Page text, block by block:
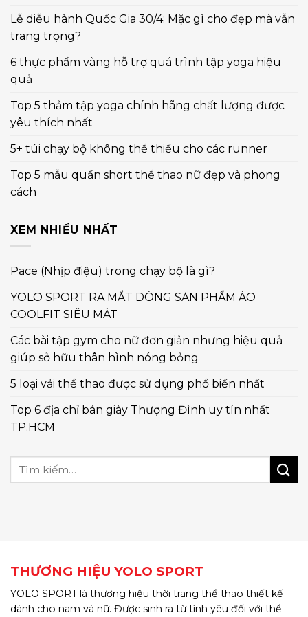
Lễ diễu hành Quốc Gia 30/4: Mặc gì cho đẹp mà vẫn
trang trọng?
6 thực phẩm vàng hỗ trợ quá trình tập yoga hiệu
quả
Top 5 thảm tập yoga chính hãng chất lượng được
yêu thích nhất
5+ túi chạy bộ không thể thiếu cho các runner
Top 5 mẫu quần short thể thao nữ đẹp và phong
cách
XEM NHIỀU NHẤT
Pace (Nhịp điệu) trong chạy bộ là gì?
YOLO SPORT RA MẮT DÒNG SẢN PHẨM ÁO
COOLFIT SIÊU MÁT
Các bài tập gym cho nữ đơn giản nhưng hiệu quả
giúp sở hữu thân hình nóng bỏng
5 loại vải thể thao được sử dụng phổ biến nhất
Top 6 địa chỉ bán giày Thượng Đình uy tín nhất
TP.HCM
THƯƠNG HIỆU YOLO SPORT
YOLO SPORT là thương hiệu thời trang thể thao thiết kế
dành cho nam và nữ. Được sinh ra từ tình yêu đối với thể